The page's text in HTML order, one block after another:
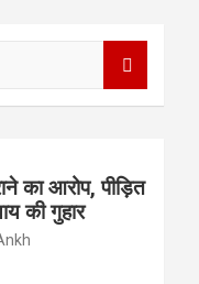
का आरोप, पीड़ित
की गुहार